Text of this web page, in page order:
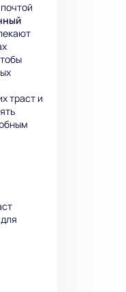
траст и